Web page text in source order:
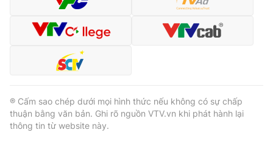
® Cấm sao chép dưới mọi hình thức nếu không có sự chấp
thuận bằng văn bản. Ghi rõ nguồn VTV.vn khi phát hành lại
thông tin từ website này.